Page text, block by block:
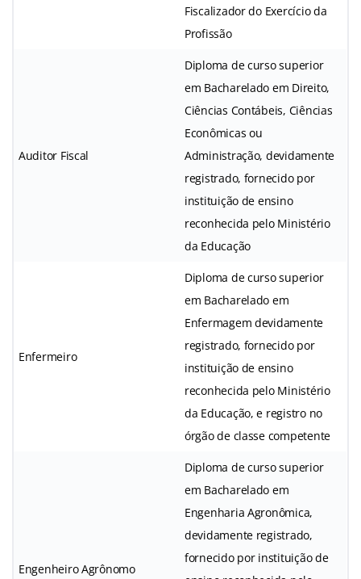
Fiscalizador do Exercício da
Profissão
Auditor Fiscal
Diploma de curso superior
em Bacharelado em Direito,
Ciências Contábeis, Ciências
Econômicas ou
Administração, devidamente
registrado, fornecido por
instituição de ensino
reconhecida pelo Ministério
da Educação
Enfermeiro
Diploma de curso superior
em Bacharelado em
Enfermagem devidamente
registrado, fornecido por
instituição de ensino
reconhecida pelo Ministério
da Educação, e registro no
órgão de classe competente
Engenheiro Agrônomo
Diploma de curso superior
em Bacharelado em
Engenharia Agronômica,
devidamente registrado,
fornecido por instituição de